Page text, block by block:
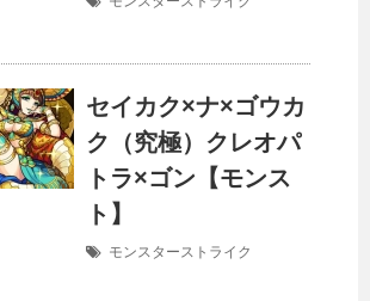
セイカク×ナ×ゴウカ
ク（究極）クレオパ
トラ×ゴン【モンス
ト】
モンスターストライク